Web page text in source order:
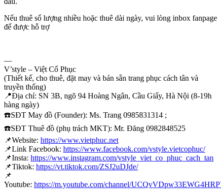
Nếu thuê số lượng nhiều hoặc thuê dài ngày, vui lòng inbox fanpage
để được hỗ trợ
—
V’style – Việt Cổ Phục
(Thiết kế, cho thuê, đặt may và bán sẵn trang phục cách tân và
truyền thống)
📍Địa chỉ: SN 3B, ngõ 94 Hoàng Ngân, Cầu Giấy, Hà Nội (8-19h
hàng ngày)
☎️SĐT May đồ (Founder): Ms. Trang 0985831314 ;
☎️SĐT Thuê đồ (phụ trách MKT): Mr. Đăng 0982848525
📌Website: https://www.vietphuc.net
📌Link Facebook: https://www.facebook.com/vstyle.vietcophuc/
📌Insta: https://www.instagram.com/vstyle_viet_co_phuc_cach_tan
📌Tiktok: https://vt.tiktok.com/ZSJ2uDJde/
📌
Youtube: https://m.youtube.com/channel/